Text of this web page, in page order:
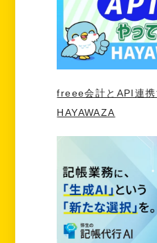
freee会計とAPI連
HAYAWAZA